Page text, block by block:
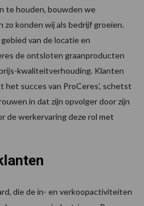
te houden, bouwden we
konden wij als bedrijf groeien.
van de locatie en
de ontsloten graanproducten
kwaliteitverhouding. Klanten
het succes van ProCeres’, schetst
in dat zijn opvolger door zijn
de werkervaring deze rol met
die de in- en verkoopactiviteiten